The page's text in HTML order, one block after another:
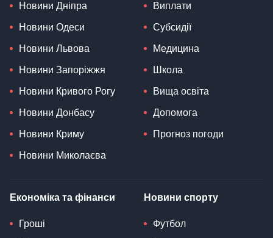
Новини Дніпра
Новини Одеси
Новини Львова
Новини Запоріжжя
Новини Кривого Рогу
Новини Донбасу
Новини Криму
Новини Миколаєва
Виплати
Субсидії
Медицина
Школа
Вища освіта
Допомога
Прогноз погоди
Економіка та фінанси
Гроші
Новини спорту
Футбол